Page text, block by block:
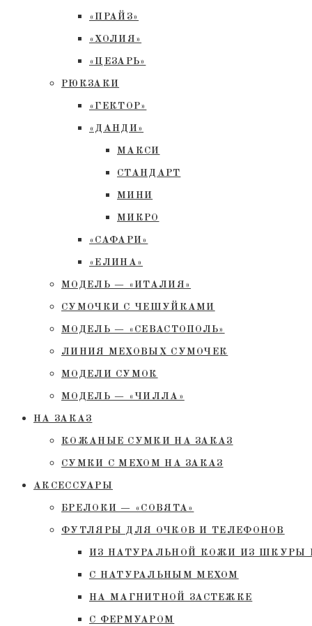
«ПРАЙЗ»
«ХОЛИЯ»
«ЦЕЗАРЬ»
РЮКЗАКИ
«ГЕКТОР»
«ДАНДИ»
МАКСИ
СТАНДАРТ
МИНИ
МИКРО
«САФАРИ»
«ЕЛИНА»
МОДЕЛЬ — «ИТАЛИЯ»
СУМОЧКИ С ЧЕШУЙКАМИ
МОДЕЛЬ — «СЕВАСТОПОЛЬ»
ЛИНИЯ МЕХОВЫХ СУМОЧЕК
МОДЕЛИ СУМОК
МОДЕЛЬ — «ЧИЛЛА»
НА ЗАКАЗ
КОЖАНЫЕ СУМКИ НА ЗАКАЗ
СУМКИ С МЕХОМ НА ЗАКАЗ
АКСЕССУАРЫ
БРЕЛОКИ — «СОВЯТА»
ФУТЛЯРЫ ДЛЯ ОЧКОВ И ТЕЛЕФОНОВ
ИЗ НАТУРАЛЬНОЙ КОЖИ ИЗ ШКУРЫ
С НАТУРАЛЬНЫМ МЕХОМ
НА МАГНИТНОЙ ЗАСТЕЖКЕ
С ФЕРМУАРОМ